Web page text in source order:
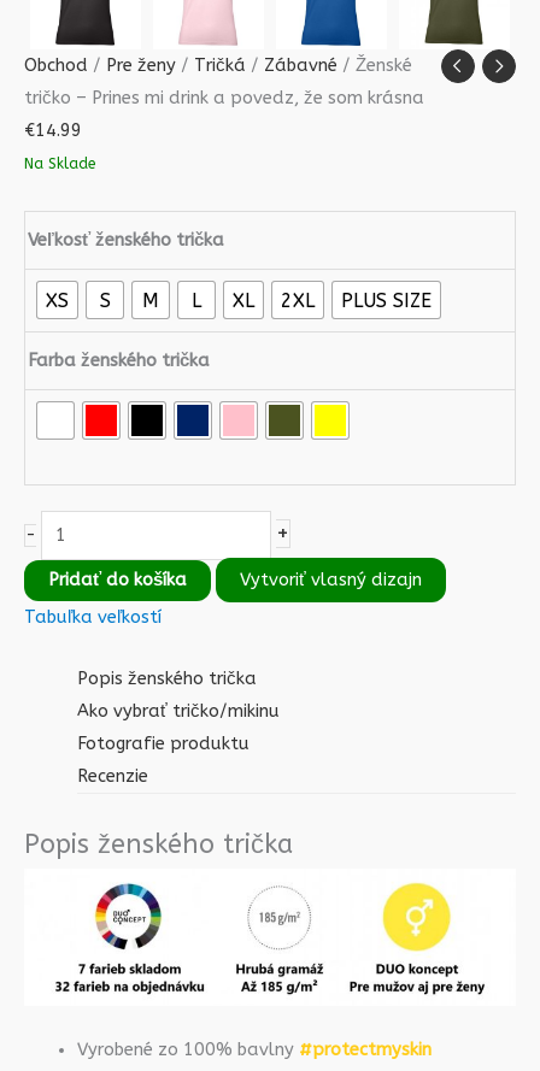
Obchod / Pre ženy / Tričká / Zábavné / Ženské
tričko – Prines mi drink a povedz, že som krásna
€14.99
Na Sklade
Veľkosť ženského trička
XS S M L XL 2XL PLUS SIZE
Farba ženského trička
- +
Pridať do košíka
Vytvoriť vlasný dizajn
Tabuľka veľkostí
Popis ženského trička
Ako vybrať tričko/mikinu
Fotografie produktu
Recenzie
Popis ženského trička
Vyrobené zo 100% bavlny #protectmyskin